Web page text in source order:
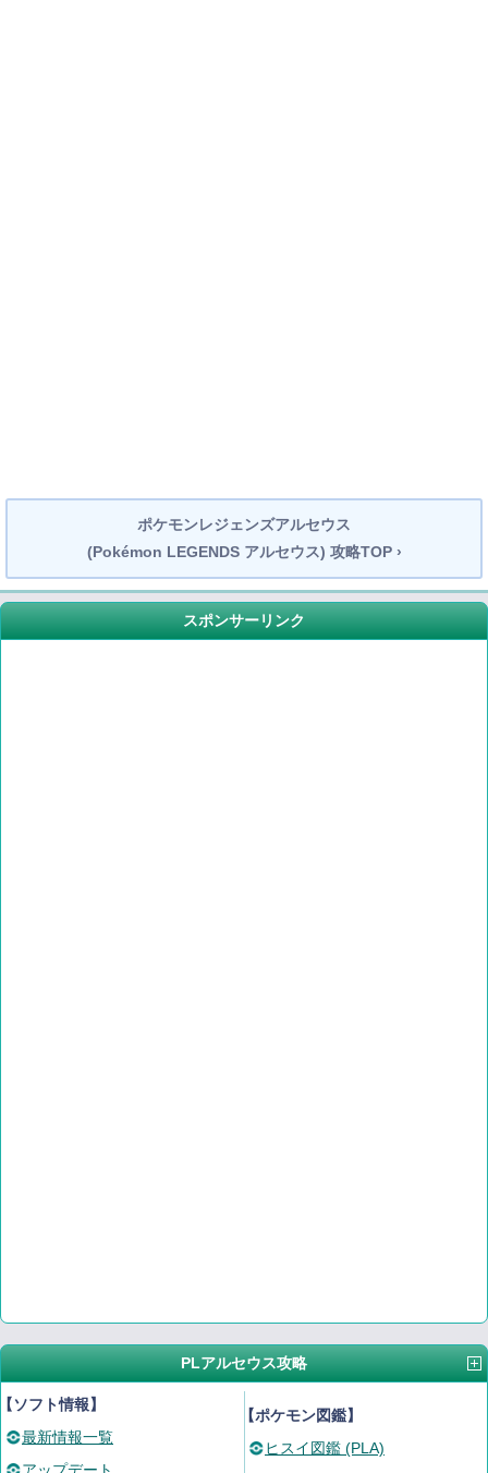
ポケモンレジェンズアルセウス
(Pokémon LEGENDS アルセウス) 攻略TOP ›
スポンサーリンク
PLアルセウス攻略
ソフト情報】
最新情報一覧
【ポケモン図鑑】
ヒスイ図鑑 (PLA)